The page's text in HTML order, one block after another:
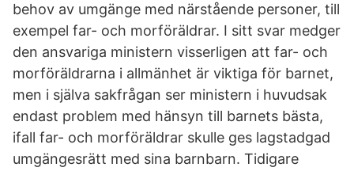
behov av umgänge med närstående personer, till
exempel far- och morföräldrar. I sitt svar medger
den ansvariga ministern visserligen att far- och
morföräldrarna i allmänhet är viktiga för barnet,
men i själva sakfrågan ser ministern i huvudsak
endast problem med hänsyn till barnets bästa,
ifall far- och morföräldrar skulle ges lagstadgad
umgängesrätt med sina barnbarn. Tidigare